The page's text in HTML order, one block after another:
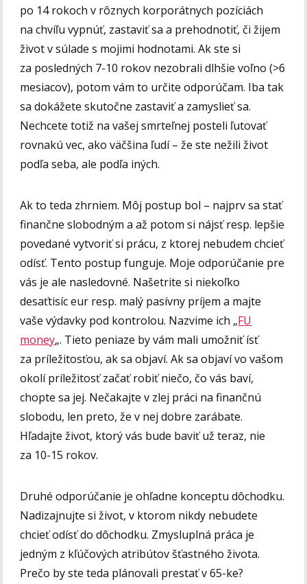
po 14 rokoch v rôznych korporátnych pozíciách
na chvíľu vypnúť, zastaviť sa a prehodnotiť, či žijem
život v súlade s mojimi hodnotami. Ak ste si
za posledných 7-10 rokov nezobrali dlhšie voľno (>6
mesiacov), potom vám to určite odporúčam. Iba tak
sa dokážete skutočne zastaviť a zamyslieť sa.
Nechcete totiž na vašej smrteľnej posteli ľutovať
rovnakú vec, ako väčšina ľudí – že ste nežili život
podľa seba, ale podľa iných.
Ak to teda zhrniem. Môj postup bol – najprv sa stať
finančne slobodným a až potom si nájsť resp. lepšie
povedané vytvoriť si prácu, z ktorej nebudem chcieť
odísť. Tento postup funguje. Moje odporúčanie pre
vás je ale nasledovné. Našetrite si niekoľko
desaťtisíc eur resp. malý pasívny príjem a majte
vaše výdavky pod kontrolou. Nazvime ich „FU
money„. Tieto peniaze by vám mali umožniť ísť
za príležitosťou, ak sa objaví. Ak sa objaví vo vašom
okolí príležitosť začať robiť niečo, čo vás baví,
chopte sa jej. Nečakajte v zlej práci na finančnú
slobodu, len preto, že v nej dobre zarábate.
Hľadajte život, ktorý vás bude baviť už teraz, nie
za 10-15 rokov.
Druhé odporúčanie je ohľadne konceptu dôchodku.
Nadizajnujte si život, v ktorom nikdy nebudete
chcieť odísť do dôchodku. Zmysluplná práca je
jedným z kľúčových atribútov šťastného života.
Prečo by ste teda plánovali prestať v 65-ke?